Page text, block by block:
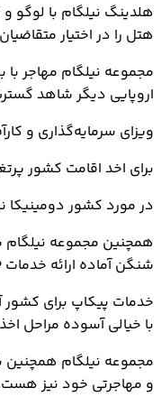
هتل را در اختیار
مجموعه نیلگام مهاجر با
اروپایی دیگر شاهد
ویزای سرمایه‌گذاری و
برای اخد اقامت کشور
در مورد کشور دومینیکا
همچنین مجموعه نیلگام
شنگن آماده ارائه خدمات VIP است.
خدمات پیکاپ برای کشور آمریکا از طریق ۳ کشور ترکیه، امارات و
با خیالی آسوده مراحل
مجموعه نیلگام همچنین
و مهاجرتی خود نیز